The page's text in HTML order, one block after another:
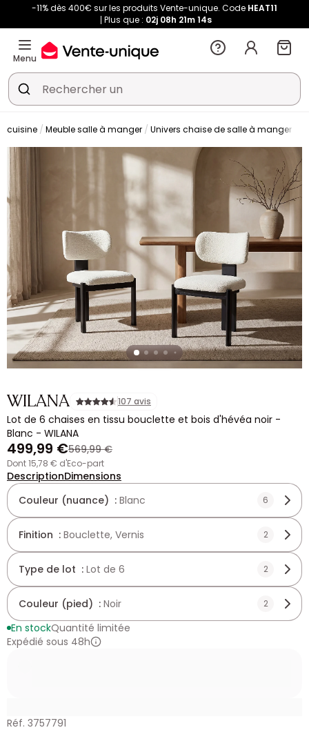
-11% dès 400€ sur les produits Vente-unique. Code HEAT11
Plus que : 02j 08h 21m 14s
Menu
cuisine Meuble salle à manger Univers chaise de salle à manger
WILANA 107 avis
Lot de 6 chaises en tissu bouclette et bois d'hévéa noir -
Blanc - WILANA
499,99 €569,99 €
dont 15,78 € d'Eco-part
DescriptionDimensions
Couleur (nuance) : Blanc 6
Finition : Bouclette, Vernis 2
Type de lot : Lot de 6 2
Couleur (pied) : Noir 2
En stockQuantité limitée
Expédié sous 48h
Réf. 3757791